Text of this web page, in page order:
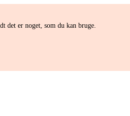
det er noget, som du kan bruge.